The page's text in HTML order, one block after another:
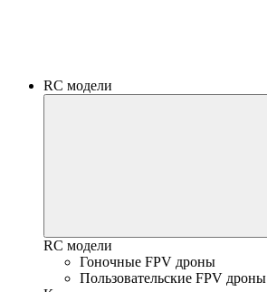
RC модели
RC модели
Гоночные FPV дроны
Пользовательские FPV дроны